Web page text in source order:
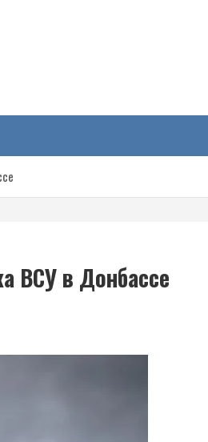
ВСУ в Донбассе